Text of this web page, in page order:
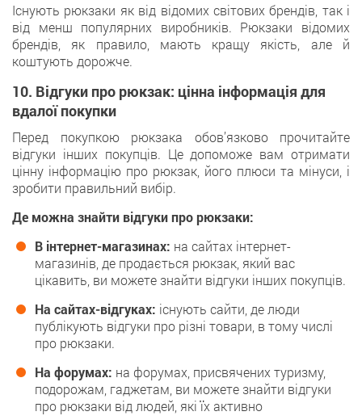
Існують рюкзаки як від відомих світових брендів, так і
від менш популярних виробників. Рюкзаки відомих
брендів, як правило, мають кращу якість, але й
коштують дорожче.
10. Відгуки про рюкзак: цінна інформація для
вдалої покупки
Перед покупкою рюкзака обов’язково прочитайте
відгуки інших покупців. Це допоможе вам отримати
цінну інформацію про рюкзак, його плюси та мінуси, і
зробити правильний вибір.
Де можна знайти відгуки про рюкзаки:
В інтернет-магазинах: на сайтах інтернет-
магазинів, де продається рюкзак, який вас
цікавить, ви можете знайти відгуки інших покупців.
На сайтах-відгуках: існують сайти, де люди
публікують відгуки про різні товари, в тому числі
про рюкзаки.
На форумах: на форумах, присвячених туризму,
подорожам, гаджетам, ви можете знайти відгуки
про рюкзаки від людей, які їх активно